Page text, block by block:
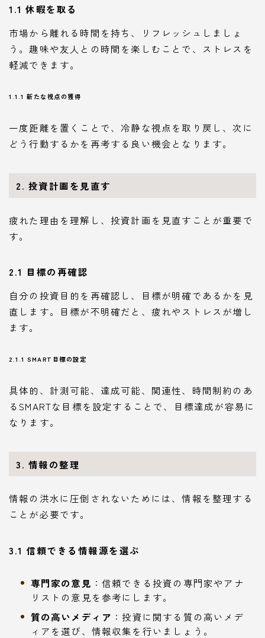
1.1 休暇を取る
市場から離れる時間を持ち、リフレッシュしましょ
う。趣味や友人との時間を楽しむことで、ストレスを
軽減できます。
1.1.1 新たな視点の獲得
一度距離を置くことで、冷静な視点を取り戻し、次に
どう行動するかを再考する良い機会となります。
2. 投資計画を見直す
疲れた理由を理解し、投資計画を見直すことが重要で
す。
2.1 目標の再確認
自分の投資目的を再確認し、目標が明確であるかを見
直します。目標が不明確だと、疲れやストレスが増し
ます。
2.1.1 SMART目標の設定
具体的、計測可能、達成可能、関連性、時間制約のあ
るSMARTな目標を設定することで、目標達成が容易に
なります。
3. 情報の整理
情報の洪水に圧倒されないためには、情報を整理する
ことが必要です。
3.1 信頼できる情報源を選ぶ
専門家の意見 ：信頼できる投資の専門家やアナ
リストの意見を参考にします。
質の高いメディア ：投資に関する質の高いメデ
ィアを選び、情報収集を行いましょう。